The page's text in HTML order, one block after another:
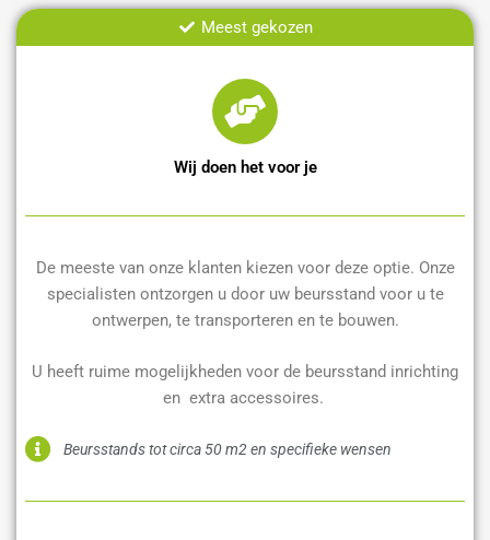
Meest gekozen
Wij doen het voor je
De meeste van onze klanten kiezen voor deze optie. Onze
specialisten ontzorgen u door uw beursstand voor u te
ontwerpen, te transporteren en te bouwen.
U heeft ruime mogelijkheden voor de beursstand inrichting
en extra accessoires.
Beursstands tot circa 50 m2 en specifieke wensen